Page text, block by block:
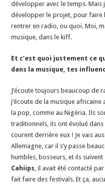
développer avec le temps.
développer le projet, pour faire
rentrer en radio, ou quoi. Moi,
musique, dans le kiff.
Et c’est quoi justement ce
dans la musique, tes
J’écoute toujours beaucoup de
j’écoute de la musique
la pop, comme au Nigéria. Ils
traditionnels, ils ont évolué dans
courent derrière eux ! Je vais
Allemagne, car il s’y passe
humbles, bosseurs, et ils suivent
Cahiips, il avait été contacté
fait faire des festivals. Et ça,